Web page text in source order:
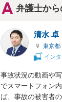
弁護士か
清水 卓
東京都
イン
事故状況の動画や
でスマートフォン
ば、事故の被害者